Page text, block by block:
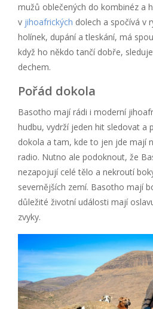
mužů oblečených do kombinéz a
v jihoafrických dolech a spočívá v
holínek, dupání a tleskání, má
když ho někdo tančí dobře,
dechem.
Pořád dokola
Basotho mají rádi i moderní
hudbu, vydrží jeden hit sledovat a
dokola a tam, kde to jen jde mají
radio. Nutno ale podoknout, že
nezapojují celé tělo a nekroutí
severnějších zemí. Basotho mají
důležité životní události mají
zvyky.